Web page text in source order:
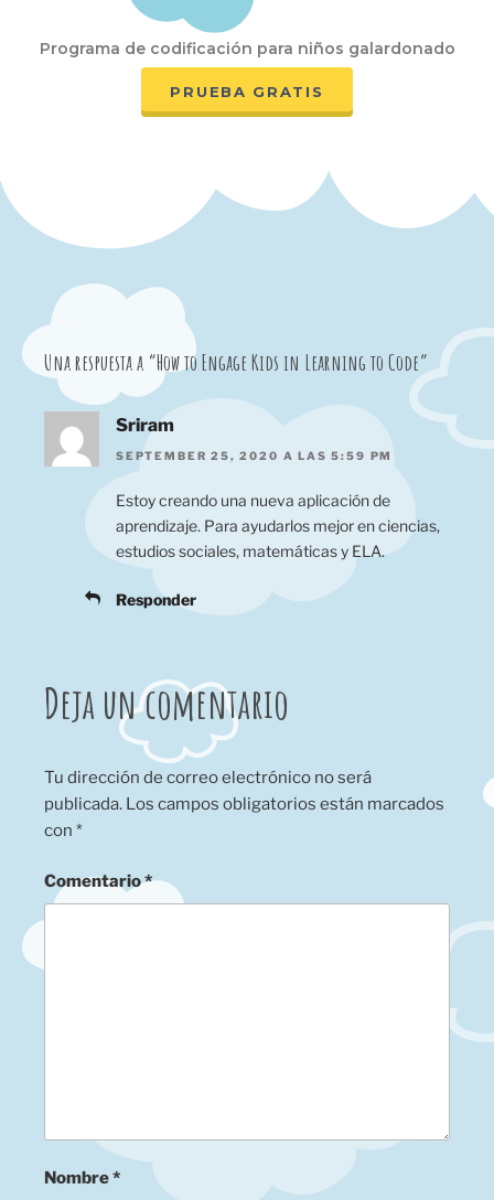
Programa de codificación para niños galardonado
PRUEBA GRATIS
Una respuesta a “How to Engage Kids in Learning to Code”
Sriram
SEPTEMBER 25, 2020 A LAS 5:59 PM
Estoy creando una nueva aplicación de
aprendizaje. Para ayudarlos mejor en ciencias,
estudios sociales, matemáticas y ELA.
Responder
Deja un comentario
Tu dirección de correo electrónico no será
publicada. Los campos obligatorios están marcados
con *
Comentario*
Nombre*